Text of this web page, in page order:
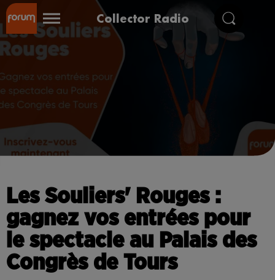
Collector Radio
Les Souliers' Rouges :
gagnez vos entrées pour
le spectacle au Palais des
Congrès de Tours